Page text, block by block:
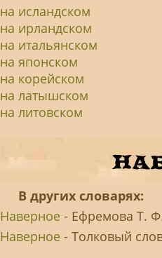
на исландском
на ирландском
на итальянском
на японском
на корейском
на латышском
на литовском
В других словарях:
Наверное - Ефремова Т.
Наверное - Толковый